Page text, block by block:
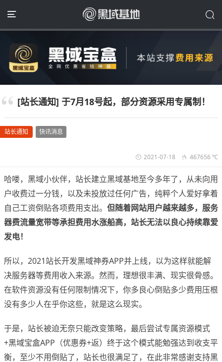
[站长通知] 于7月18号起，部分资源采用专属制！
站长通知 快讯消息
2021-07-18 467656 ℃
哈喽，黑域小伙伴，站长建立黑域基地至今多年了，从未向用
户收费过一分钱，以及未投放过任何广告，纯粹个人爱好拿着
自己工资倒贴各项费用支出。 但随着网站用户越来越多，服务
器费流量宽带等承担费用水涨船高，站长无法以良心持续靠爱
发电！
所以，2021站长开发黑域神券APP并上线，以为这样就能解
决服务器等费用收入来源。然而，理想很丰满、现实很骨感。
在软件资源没有任何限制情况下，你多良心倒贴多少费用压根
没有多少人在乎你这些，就是这么现实。
于是，站长被迫无奈只能改变策略，最后尝试专属资源模式
+黑域宝盒APP（优惠券+返）终于这个模式能勉强达到收支平
衡，至少不用倒贴了，站长也很满足了，在此非常感谢支持黑